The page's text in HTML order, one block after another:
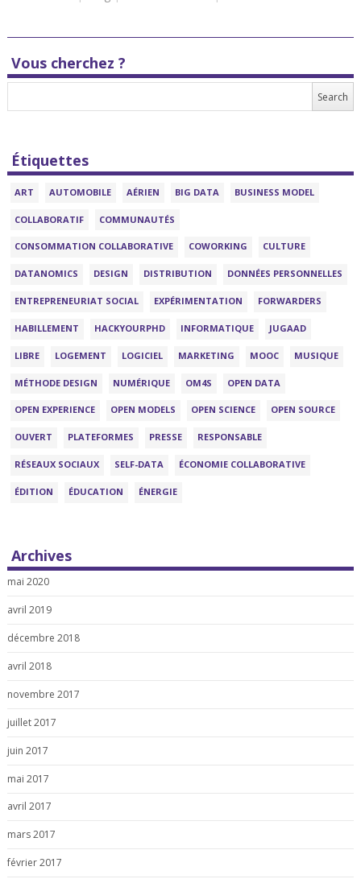
Vous cherchez ?
Étiquettes
ART AUTOMOBILE AÉRIEN BIG DATA BUSINESS MODEL
COLLABORATIF COMMUNAUTÉS
CONSOMMATION COLLABORATIVE COWORKING CULTURE
DATANOMICS DESIGN DISTRIBUTION DONNÉES PERSONNELLES
ENTREPRENEURIAT SOCIAL EXPÉRIMENTATION FORWARDERS
HABILLEMENT HACKYOURPHD INFORMATIQUE JUGAAD
LIBRE LOGEMENT LOGICIEL MARKETING MOOC MUSIQUE
MÉTHODE DESIGN NUMÉRIQUE OM4S OPEN DATA
OPEN EXPERIENCE OPEN MODELS OPEN SCIENCE OPEN SOURCE
OUVERT PLATEFORMES PRESSE RESPONSABLE
RÉSEAUX SOCIAUX SELF-DATA ÉCONOMIE COLLABORATIVE
ÉDITION ÉDUCATION ÉNERGIE
Archives
mai 2020
avril 2019
décembre 2018
avril 2018
novembre 2017
juillet 2017
juin 2017
mai 2017
avril 2017
mars 2017
février 2017